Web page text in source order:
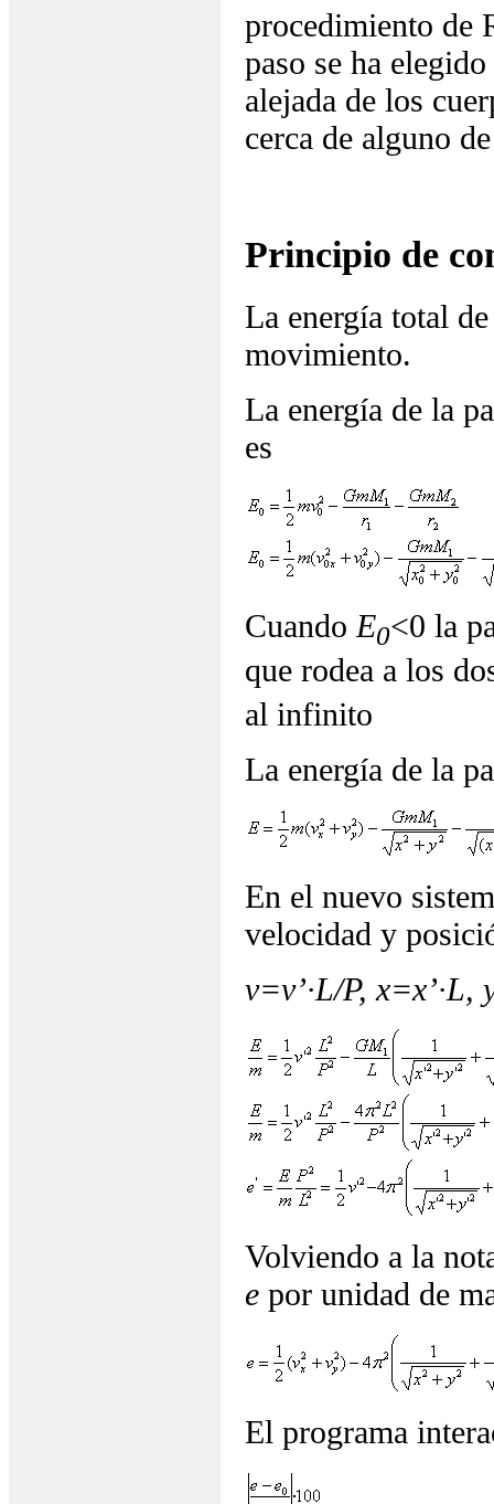
procedimiento de
paso se ha
alejada de los
cerca de alguno
Principio de
La energía total
movimiento.
La energía de la
es
Cuando E0<0 la
que rodea a los
al infinito
La energía de la
En el nuevo
velocidad y
v=v’·L/P, x=x’·L,
Volviendo a la
e por unidad de
El programa